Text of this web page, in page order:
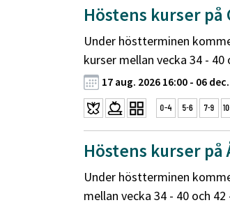
Höstens kurser på
Under höstterminen
kurser mellan vecka 34 - 40
17 aug. 2026 16:00 - 06
Höstens kurser på
Under höstterminen
mellan vecka 34 - 40 och 42